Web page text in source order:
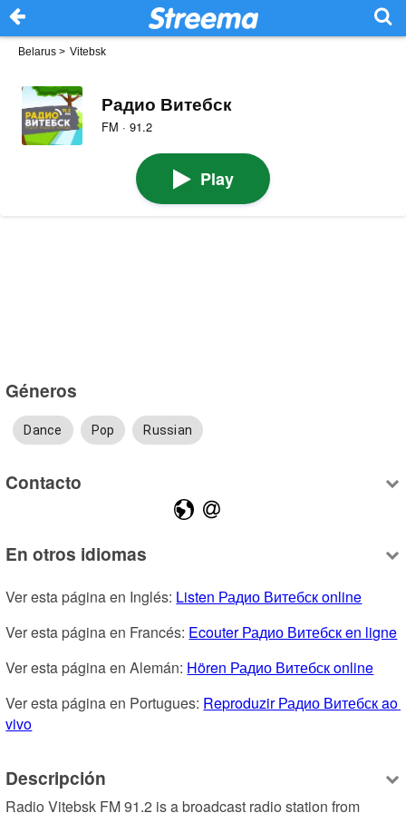
Belarus > Vitebsk
Радио Витебск
FM · 91.2
Play
Géneros
Dance Pop Russian
Contacto
En otros idiomas
Ver esta página en Inglés: Listen Радио Витебск online
Ver esta página en Francés: Ecouter Радио Витебск en ligne
Ver esta página en Alemán: Hören Радио Витебск online
Ver esta página en Portugues: Reproduzir Радио Витебск ao
vivo
Descripción
Radio Vitebsk FM 91.2 is a broadcast radio station from